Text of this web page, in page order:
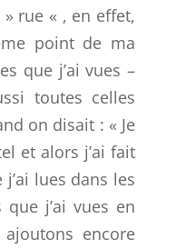
rue « , en effet,
point de ma
que j’ai vues –
toutes celles
on disait : « Je
et alors j’ai fait
lues dans les
j’ai vues en
encore